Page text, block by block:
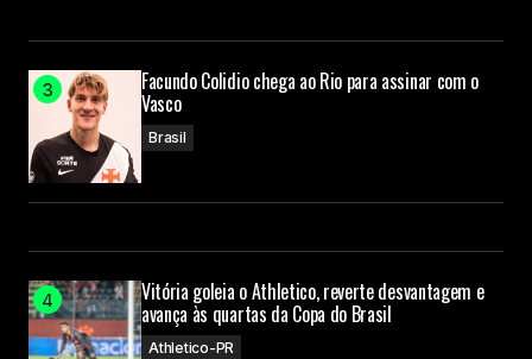
Facundo Colidio chega ao Rio para assinar com o
Vasco
Brasil
Vitória goleia o Athletico, reverte desvantagem e
avança às quartas da Copa do Brasil
Athletico-PR